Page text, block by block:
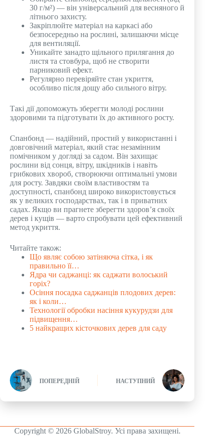
30 г/м²) — він універсальний для весняного й
літнього захисту.
Закріплюйте матеріал на каркасі або
безпосередньо на рослині, залишаючи місце
для вентиляції.
Уникайте занадто щільного прилягання до
листя та стовбура, щоб не створити
парниковий ефект.
Регулярно перевіряйте стан укриття,
особливо після дощу або сильного вітру.
Такі дії допоможуть зберегти молоді рослини
здоровими та підготувати їх до активного росту.
Спанбонд — надійний, простий у використанні і
довговічний матеріал, який стає незамінним
помічником у догляді за садом. Він захищає
рослини від сонця, вітру, шкідників і навіть
грибкових хвороб, створюючи оптимальні умови
для росту. Завдяки своїм властивостям та
доступності, спанбонд широко використовується
як у великих господарствах, так і в приватних
садах. Якщо ви прагнете зберегти здоров’я своїх
дерев і кущів — варто спробувати цей ефективний
метод укриття.
Читайте також:
Що являє собою затіняюча сітка, і як
правильно її…
Ядра чи саджанці: як саджати волоський
горіх?
Осіння посадка саджанців плодових дерев:
як і коли…
Технології обробки насіння кукурудзи для
підвищення…
5 найкращих кісточкових дерев для саду
ПОПЕРЕДНІЙ НАСТУПНИЙ
Copyright © 2026 GlobalStroy. Усі права захищені.